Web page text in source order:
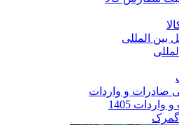
بین المللی
صادرات و واردات
1405
گمرک